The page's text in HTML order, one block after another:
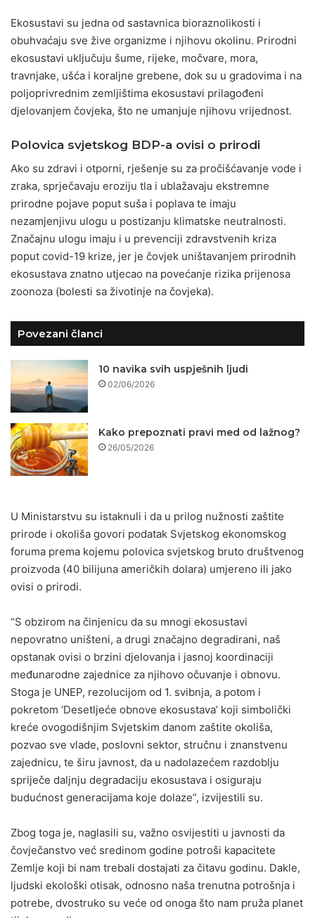
Ekosustavi su jedna od sastavnica bioraznolikosti i
obuhvaćaju sve žive organizme i njihovu okolinu. Prirodni
ekosustavi uključuju šume, rijeke, močvare, mora,
travnjake, ušća i koraljne grebene, dok su u gradovima i na
poljoprivrednim zemljištima ekosustavi prilagođeni
djelovanjem čovjeka, što ne umanjuje njihovu vrijednost.
Polovica svjetskog BDP-a ovisi o prirodi
Ako su zdravi i otporni, rješenje su za pročišćavanje vode i
zraka, sprječavaju eroziju tla i ublažavaju ekstremne
prirodne pojave poput suša i poplava te imaju
nezamjenjivu ulogu u postizanju klimatske neutralnosti.
Značajnu ulogu imaju i u prevenciji zdravstvenih kriza
poput covid-19 krize, jer je čovjek uništavanjem prirodnih
ekosustava znatno utjecao na povećanje rizika prijenosa
zoonoza (bolesti sa životinje na čovjeka).
Povezani članci
10 navika svih uspješnih ljudi
02/06/2026
Kako prepoznati pravi med od lažnog?
26/05/2026
U Ministarstvu su istaknuli i da u prilog nužnosti zaštite
prirode i okoliša govori podatak Svjetskog ekonomskog
foruma prema kojemu polovica svjetskog bruto društvenog
proizvoda (40 bilijuna američkih dolara) umjereno ili jako
ovisi o prirodi.
“S obzirom na činjenicu da su mnogi ekosustavi
nepovratno uništeni, a drugi značajno degradirani, naš
opstanak ovisi o brzini djelovanja i jasnoj koordinaciji
međunarodne zajednice za njihovo očuvanje i obnovu.
Stoga je UNEP, rezolucijom od 1. svibnja, a potom i
pokretom ‘Desetljeće obnove ekosustava’ koji simbolički
kreće ovogodišnjim Svjetskim danom zaštite okoliša,
pozvao sve vlade, poslovni sektor, stručnu i znanstvenu
zajednicu, te širu javnost, da u nadolazećem razdoblju
spriječe daljnju degradaciju ekosustava i osiguraju
budućnost generacijama koje dolaze”, izvijestili su.
Zbog toga je, naglasili su, važno osvijestiti u javnosti da
čovječanstvo već sredinom godine potroši kapacitete
Zemlje koji bi nam trebali dostajati za čitavu godinu. Dakle,
ljudski ekološki otisak, odnosno naša trenutna potrošnja i
potrebe, dvostruko su veće od onoga što nam pruža planet